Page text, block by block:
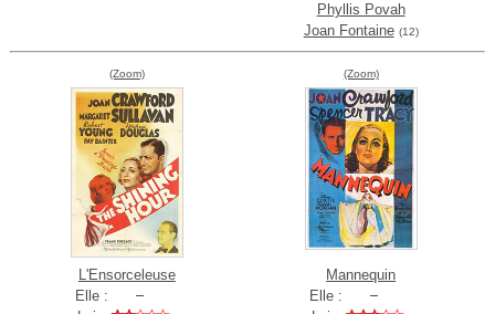
Phyllis Povah
Joan Fontaine (12)
(Zoom)
L'Ensorceleuse
Elle :
(Zoom)
Mannequin
Elle :